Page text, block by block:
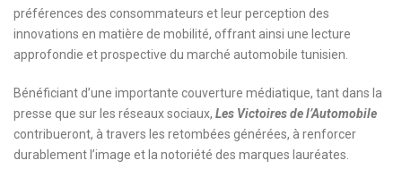
préférences des consommateurs et leur perception des
innovations en matière de mobilité, offrant ainsi une lecture
approfondie et prospective du marché automobile tunisien.
Bénéficiant d’une importante couverture médiatique, tant dans la
presse que sur les réseaux sociaux, Les Victoires de l’Automobile
contribueront, à travers les retombées générées, à renforcer
durablement l’image et la notoriété des marques lauréates.